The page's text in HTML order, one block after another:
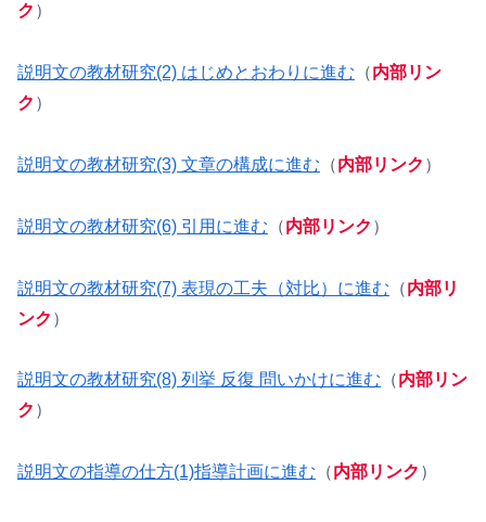
ク ）
説明文の教材研究(2) はじめとおわりに進む （内部リン
ク ）
説明文の教材研究(3) 文章の構成に進む （内部リンク ）
説明文の教材研究(6) 引用に進む （内部リンク ）
説明文の教材研究(7) 表現の工夫（対比）に進む （内部リ
ンク ）
説明文の教材研究(8) 列挙 反復 問いかけに進む （内部リン
ク ）
説明文の指導の仕方(1)指導計画に進む （内部リンク ）